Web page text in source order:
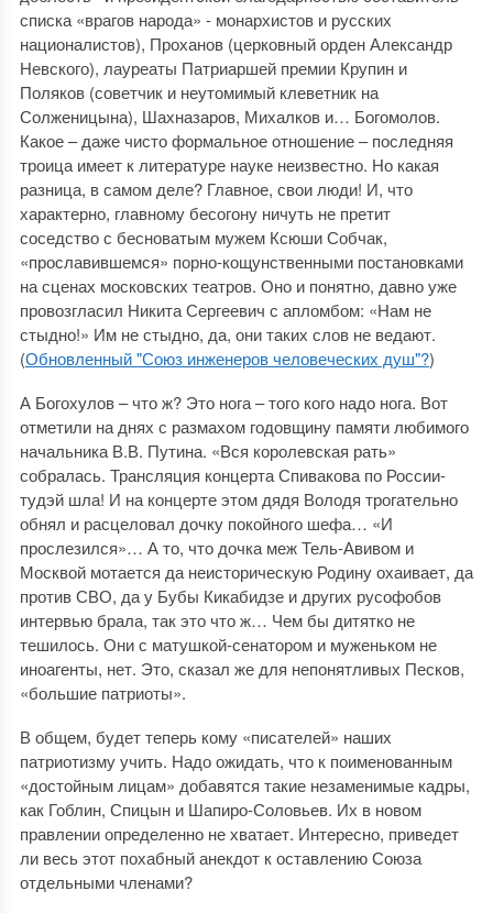
списка «врагов народа» - монархистов и русских
националистов), Проханов (церковный орден Александр
Невского), лауреаты Патриаршей премии Крупин и
Поляков (советчик и неутомимый клеветник на
Солженицына), Шахназаров, Михалков и… Богомолов.
Какое – даже чисто формальное отношение – последняя
троица имеет к литературе науке неизвестно. Но какая
разница, в самом деле? Главное, свои люди! И, что
характерно, главному бесогону ничуть не претит
соседство с бесноватым мужем Ксюши Собчак,
«прославившемся» порно-кощунственными постановками
на сценах московских театров. Оно и понятно, давно уже
провозгласил Никита Сергеевич с апломбом: «Нам не
стыдно!» Им не стыдно, да, они таких слов не ведают.
(Обновленный "Союз инженеров человеческих душ"?)
А Богохулов – что ж? Это нога – того кого надо нога. Вот
отметили на днях с размахом годовщину памяти любимого
начальника В.В. Путина. «Вся королевская рать»
собралась. Трансляция концерта Спивакова по России-
тудэй шла! И на концерте этом дядя Володя трогательно
обнял и расцеловал дочку покойного шефа… «И
прослезился»… А то, что дочка меж Тель-Авивом и
Москвой мотается да неисторическую Родину охаивает, да
против СВО, да у Бубы Кикабидзе и других русофобов
интервью брала, так это что ж… Чем бы дитятко не
тешилось. Они с матушкой-сенатором и муженьком не
иноагенты, нет. Это, сказал же для непонятливых Песков,
«большие патриоты».
В общем, будет теперь кому «писателей» наших
патриотизму учить. Надо ожидать, что к поименованным
«достойным лицам» добавятся такие незаменимые кадры,
как Гоблин, Спицын и Шапиро-Соловьев. Их в новом
правлении определенно не хватает. Интересно, приведет
ли весь этот похабный анекдот к оставлению Союза
отдельными членами?